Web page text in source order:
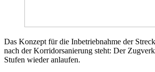
Das Konzept für die Inbetriebnahme der
nach der Korridorsanierung steht: Der
Stufen wieder anlaufen.